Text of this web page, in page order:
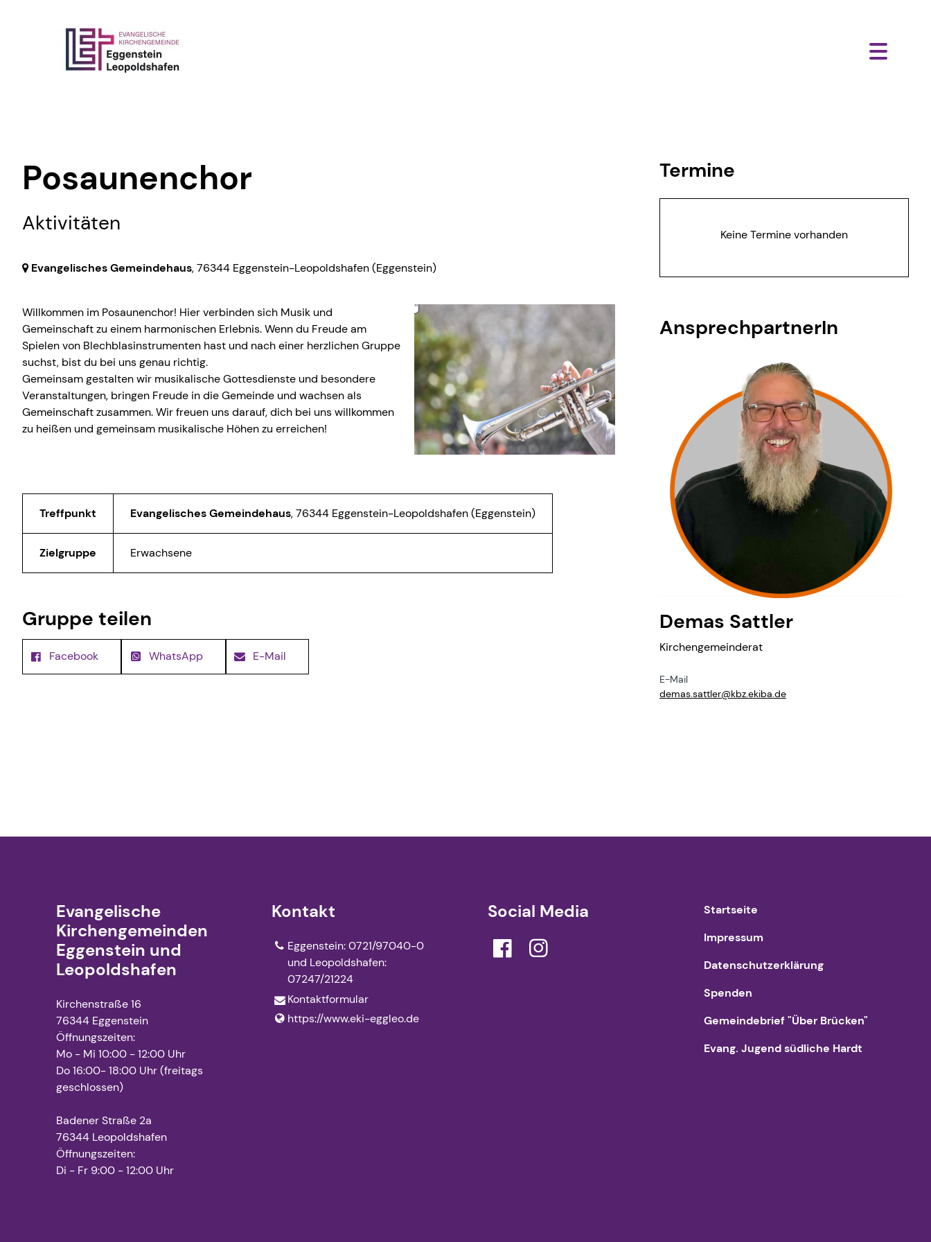
Posaunenchor
Aktivitäten
Evangelisches Gemeindehaus,76344 Eggenstein-Leopoldshafen(Eggenstein)
Willkommen im Posaunenchor! Hier verbinden sich Musik und
Gemeinschaft zu einem harmonischen Erlebnis. Wenn du Freude am
Spielen von Blechblasinstrumenten hast und nach einer herzlichen Gruppe
suchst, bist du bei uns genau richtig.
Gemeinsam gestalten wir musikalische Gottesdienste und besondere
Veranstaltungen, bringen Freude in die Gemeinde und wachsen als
Gemeinschaft zusammen. Wir freuen uns darauf, dich bei uns willkommen
zu heißen und gemeinsam musikalische Höhen zu erreichen!
Treffpunkt Evangelisches Gemeindehaus,76344 Eggenstein-Leopoldshafen(Eggenstein)
Zielgruppe Erwachsene
Gruppe teilen
Facebook WhatsApp E-Mail
Termine
Keine Termine vorhanden
AnsprechpartnerIn
Demas Sattler
Kirchengemeinderat
E-Mail
demas.​sattler@​kbz.​ekiba.​de
Evangelische
Kirchengemeinden
Eggenstein und
Leopoldshafen
Kirchenstraße 16
76344 Eggenstein
Öffnungszeiten:
Mo - Mi 10:00 - 12:00 Uhr
Do 16:00- 18:00 Uhr (freitags
geschlossen)
Badener Straße 2a
76344 Leopoldshafen
Öffnungszeiten:
Di - Fr 9:00 - 12:00 Uhr
Kontakt
Eggenstein: 0721/97040-0
und Leopoldshafen:
07247/21224
Kontaktformular
https://www.​eki-eggleo.​de
Social Media
Startseite
Impressum
Datenschutzerklärung
Spenden
Gemeindebrief "Über Brücken"
Evang. Jugend südliche Hardt